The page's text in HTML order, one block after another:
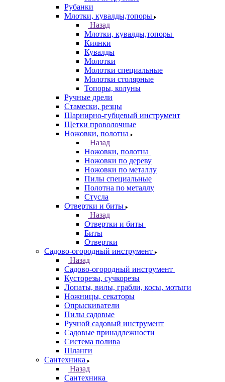
Рубанки
Млотки, кувалды,топоры
Назад
Млотки, кувалды,топоры
Киянки
Кувалды
Молотки
Молотки специальные
Молотки столярные
Топоры, колуны
Ручные дрели
Стамески, резцы
Шарнирно-губцевый инструмент
Щетки проволочные
Ножовки, полотна
Назад
Ножовки, полотна
Ножовки по дереву
Ножовки по металлу
Пилы специальные
Полотна по металлу
Стусла
Отвертки и биты
Назад
Отвертки и биты
Биты
Отвертки
Садово-огородный инструмент
Назад
Садово-огородный инструмент
Кусторезы, сучкорезы
Лопаты, вилы, грабли, косы, мотыги
Ножницы, секаторы
Опрыскиватели
Пилы садовые
Ручной садовый инструмент
Садовые принадлежности
Система полива
Шланги
Сантехника
Назад
Сантехника